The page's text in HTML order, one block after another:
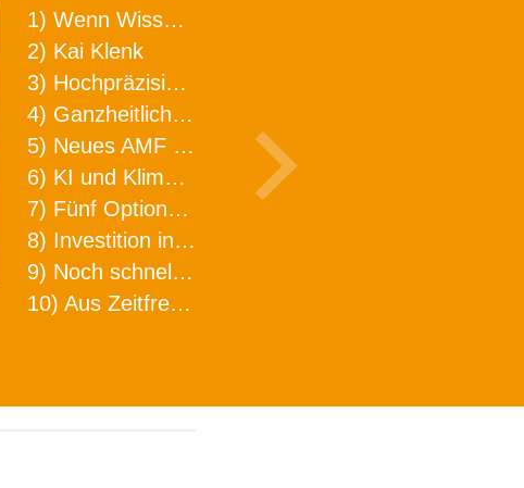
1) Wenn Wissen geht, kann ARNO WERKZEUGE helfen
2) Kai Klenk
3) Hochpräzision in neuer Dimension
4) Ganzheitlicher Ansatz für mehr Effizienz und Produktivität in der Zerspanung
5) Neues AMF Logistikzentrum feierlich eröffnet
6) KI und Klimaschutz im Schaltanlagenbau
7) Fünf Optionen, wie man Zeitfresser in Effizienz umwandelt
8) Investition in Fellbach mit nachhaltiger Logistik und Lagerfläche
9) Noch schnellere Lieferung
10) Aus Zeitfressern wird Effizienz